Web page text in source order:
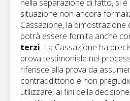
nella separazione di fatto, si
situazione non ancora
Cassazione, la dimostrazione
potrà essere fornita anche
terzi. La Cassazione ha
prova testimoniale nel
riferisce alla prova da
contraddittorio e non
utilizzare, ai fini della